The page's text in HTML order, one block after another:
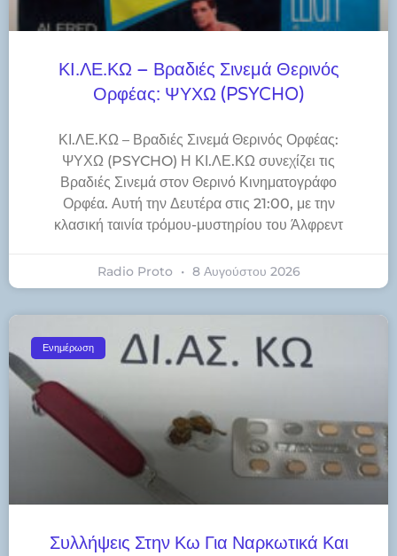
ΚΙ.ΛΕ.ΚΩ – Βραδιές Σινεμά Θερινός
Ορφέας: ΨΥΧΩ (PSYCHO)
ΚΙ.ΛΕ.ΚΩ – Βραδιές Σινεμά Θερινός Ορφέας:
ΨΥΧΩ (PSYCHO) Η ΚΙ.ΛΕ.ΚΩ συνεχίζει τις
Βραδιές Σινεμά στον Θερινό Κινηματογράφο
Ορφέα. Αυτή την Δευτέρα στις 21:00, με την
κλασική ταινία τρόμου-μυστηρίου του Άλφρεντ
Radio Proto 8 Αυγούστου 2026
Ενημέρωση
Συλλήψεις Στην Κω Για Ναρκωτικά Και